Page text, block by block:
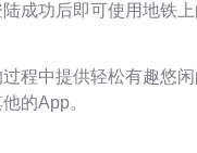
成功后即可使用地铁上
程中提供轻松有趣悠
的App。